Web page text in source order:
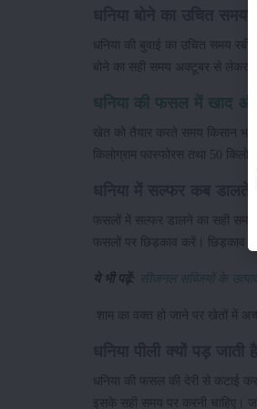
धनिया की बुवाई का उचित समय
बोने का सही समय अक्टूबर से लेकर
धनिया की फसल में खाद और
खेत को तैयार करते समय किसान
किलोग्राम फास्फोरस तथा 50
धनिया में सल्फर कब डालते
फसलों में सल्फर डालने का सही समय
फसलों पर छिड़काव करें। छिड़काव
ये भी पढ़ें: सीजनल सब्जियों के
शाम का वक्त हो जाने पर खेतों में
धनिया की फसल की देरी से कटाई
इसके सही समय पर करनी चाहिए।